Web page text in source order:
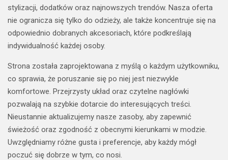
stylizacji, dodatków oraz najnowszych trendów. Nasza oferta
nie ogranicza się tylko do odzieży, ale także koncentruje się na
odpowiednio dobranych akcesoriach, które podkreślają
indywidualność każdej osoby.
Strona została zaprojektowana z myślą o każdym użytkowniku,
co sprawia, że poruszanie się po niej jest niezwykle
komfortowe. Przejrzysty układ oraz czytelne nagłówki
pozwalają na szybkie dotarcie do interesujących treści.
Nieustannie aktualizujemy nasze zasoby, aby zapewnić
świeżość oraz zgodność z obecnymi kierunkami w modzie.
Uwzględniamy różne gusta i preferencje, aby każdy mógł
poczuć się dobrze w tym, co nosi.